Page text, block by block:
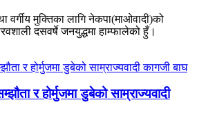
वर्गीय मुक्तिका लागि नेकपा(माओवादी)को
दसवर्षे जनयुद्धमा हाम्फालेको हुँ।
र होर्मुजमा डुबेको साम्राज्यवादी